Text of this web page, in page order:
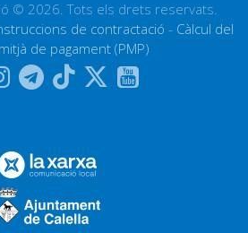
© 2026. Tots els drets reservats.
de contractació - Càlcul del
de pagament (PMP)